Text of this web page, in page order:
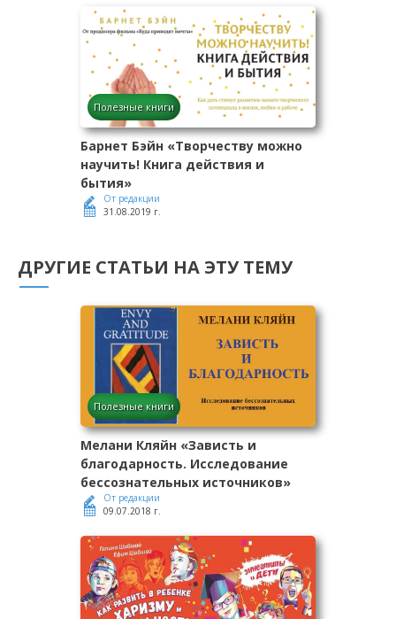
Полезные книги
Барнет Бэйн «Творчеству можно
научить! Книга действия и
бытия»
От редакции
31.08.2019 г.
ДРУГИЕ СТАТЬИ НА ЭТУ ТЕМУ
Полезные книги
Мелани Кляйн «Зависть и
благодарность. Исследование
бессознательных источников»
От редакции
09.07.2018 г.